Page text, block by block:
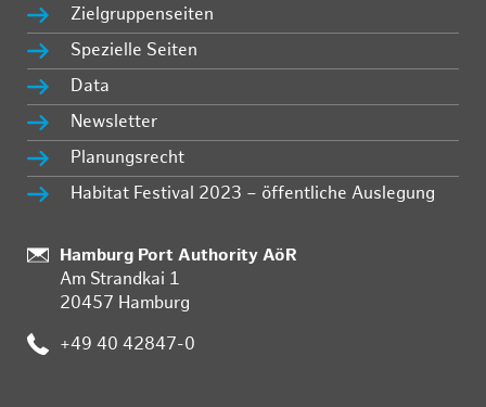
Zielgruppenseiten
Spezielle Seiten
Data
Newsletter
Planungsrecht
Habitat Festival 2023 – öffentliche Auslegung
:
Hamburg Port Authority AöR
Am Strandkai 1
20457 Hamburg
: +49 40 42847-0